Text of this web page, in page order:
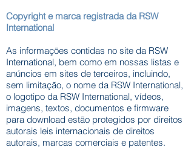
Copyright e marca registrada da RSW
International
As informações contidas no site da RSW
International, bem como em nossas listas e
anúncios em sites de terceiros, incluindo,
sem limitação, o nome da RSW International,
o logotipo da RSW International, vídeos,
imagens, textos, documentos e firmware
para download estão protegidos por direitos
autorais leis internacionais de direitos
autorais, marcas comerciais e patentes.